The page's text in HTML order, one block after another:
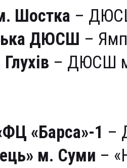
Шостка –
ДЮСШ –
– ДЮСШ
«Барса»-1 –
м. Суми –